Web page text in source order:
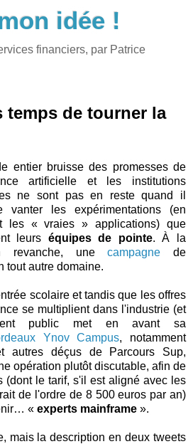
idée !
financiers, par Patrice
temps de tourner la
entier bruisse des promesses de
artificielle et les institutions
ne sont pas en reste quand il
vanter les expérimentations (en
les « vraies » applications) que
leurs équipes de pointe. À la
revanche, unecampagne de
tout autre domaine.
scolaire et tandis que les offres
se multiplient dans l'industrie (et
public met en avant sa
Ynov Campus, notamment
autres déçus de Parcours Sup,
opération plutôt discutable, afin de
(dont le tarif, s'il est aligné avec les
de l'ordre de 8 500 euros par an)
« experts mainframe ».
mais la description en deux tweets